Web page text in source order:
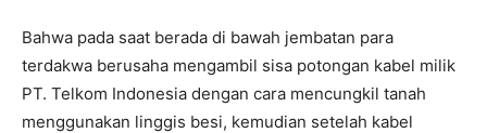
Bahwa pada saat berada di bawah jembatan para
terdakwa berusaha mengambil sisa potongan kabel milik
PT. Telkom Indonesia dengan cara mencungkil tanah
menggunakan linggis besi, kemudian setelah kabel